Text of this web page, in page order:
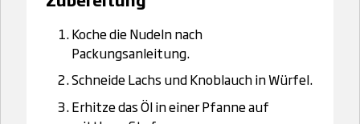
Koche die Nudeln nach
Packungsanleitung.
Schneide Lachs und Knoblauch in Würfel.
Erhitze das Öl in einer Pfanne auf